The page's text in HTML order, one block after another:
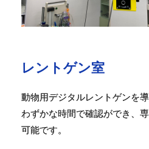
レントゲン室
動物用デジタルレントゲンを導
わずかな時間で確認ができ、
可能です。